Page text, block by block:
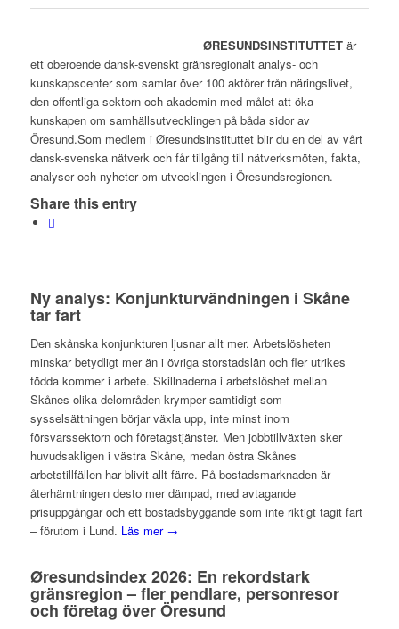
ØRESUNDSINSTITUTTET är
ett oberoende dansk-svenskt gränsregionalt analys- och
kunskapscenter som samlar över 100 aktörer från näringslivet,
den offentliga sektorn och akademin med målet att öka
kunskapen om samhällsutvecklingen på båda sidor av
Öresund.Som medlem i Øresundsinstituttet blir du en del av vårt
dansk-svenska nätverk och får tillgång till nätverksmöten, fakta,
analyser och nyheter om utvecklingen i Öresundsregionen.
Share this entry
Ny analys: Konjunkturvändningen i Skåne
tar fart
Den skånska konjunkturen ljusnar allt mer. Arbetslösheten
minskar betydligt mer än i övriga storstadslän och fler utrikes
födda kommer i arbete. Skillnaderna i arbetslöshet mellan
Skånes olika delområden krymper samtidigt som
sysselsättningen börjar växla upp, inte minst inom
försvarssektorn och företagstjänster. Men jobbtillväxten sker
huvudsakligen i västra Skåne, medan östra Skånes
arbetstillfällen har blivit allt färre. På bostadsmarknaden är
återhämtningen desto mer dämpad, med avtagande
prisuppgångar och ett bostadsbyggande som inte riktigt tagit fart
– förutom i Lund. Läs mer →
Øresundsindex 2026: En rekordstark
gränsregion – fler pendlare, personresor
och företag över Öresund